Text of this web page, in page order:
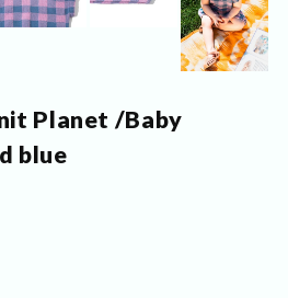
Planet /Baby
blue